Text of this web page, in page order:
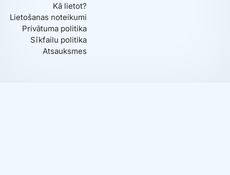
Kā lietot?
Lietošanas noteikumi
Privātuma politika
Sīkfailu politika
Atsauksmes